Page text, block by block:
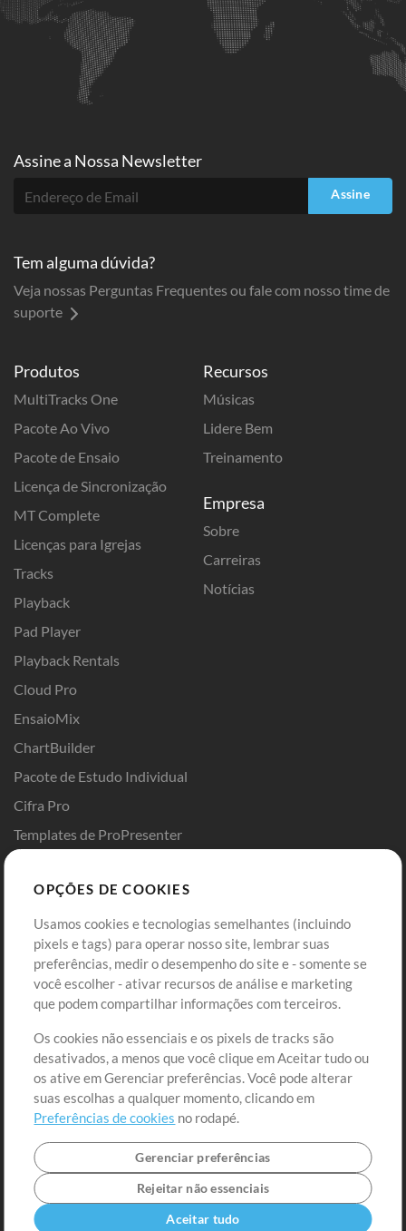
Produtos
MultiTracks One
Pacote Ao Vivo
Pacote de Ensaio
Licença de Sincronização
MT Complete
Licenças para Igrejas
Tracks
Playback
Pad Player
Playback Rentals
Cloud Pro
EnsaioMix
ChartBuilder
Pacote de Estudo Individual
Cifra Pro
Templates de ProPresenter
Recursos
Músicas
Lidere Bem
Treinamento
Empresa
Sobre
Carreiras
Notícias
Comprar Créditos
Conteúdo Grátis
Solicite uma Música
Extras
Sessões
Envie seu conteúdo
Playlist
MT Conference
Entre
Cadastre-se
Ir ao carrinho
Assine a Nossa Newsletter
Assine
Tem alguma dúvida?
Veja nossas Perguntas Frequentes ou fale com nosso time de
suporte
OPÇÕES DE COOKIES
Usamos cookies e tecnologias semelhantes (incluindo
pixels e tags) para operar nosso site, lembrar suas
preferências, medir o desempenho do site e - somente se
você escolher - ativar recursos de análise e marketing
que podem compartilhar informações com terceiros.
Os cookies não essenciais e os pixels de tracks são
desativados, a menos que você clique em Aceitar tudo ou
os ative em Gerenciar preferências. Você pode alterar
suas escolhas a qualquer momento, clicando em
Preferências de cookies no rodapé.
Gerenciar preferências
Rejeitar não essenciais
Aceitar tudo